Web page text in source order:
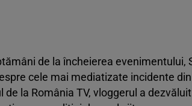
de la încheierea evenimentului,
cele mai mediatizate incidente
de la România TV, vloggerul a